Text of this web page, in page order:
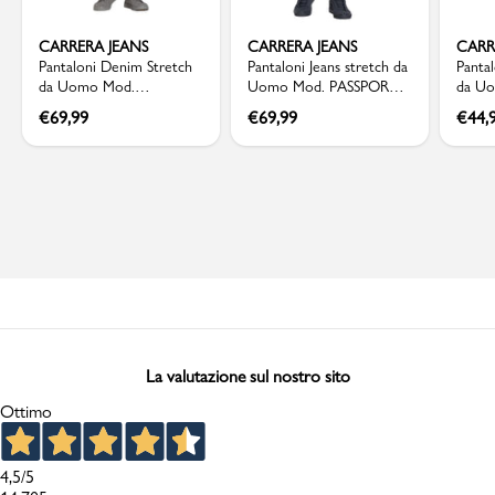
CARRERA JEANS
Pantaloni Denim Stretch
da Uomo Mod.
PASSPORT Carrera Jeans
€69,99
CARRERA JEANS
Pantaloni Jeans stretch da
Uomo Mod. PASSPORT
Carrera Jeans
€69,99
da
€
La valutazione sul nostro sito
Ottimo
4,5/5